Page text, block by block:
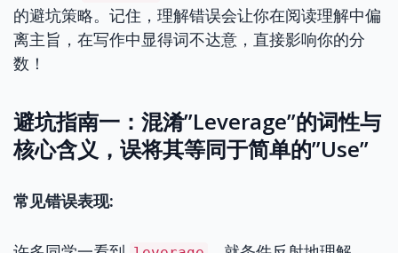
的避坑策略。记住，理解错误会让你在阅读理解中偏
离主旨，在写作中显得词不达意，直接影响你的分
数！
避坑指南一：混淆”Leverage”的词性与
核心含义，误将其等同于简单的”Use”
常见错误表现: